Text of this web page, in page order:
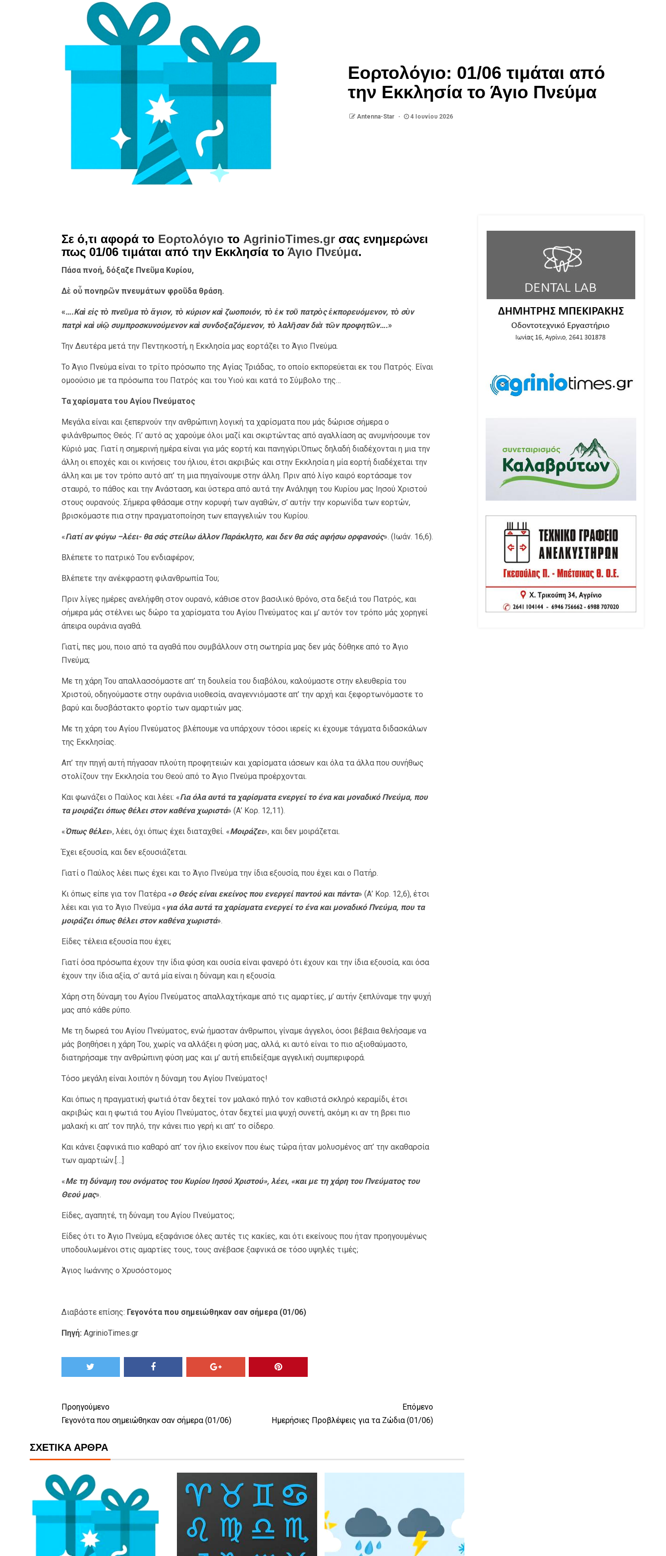
Εορτολόγιο: 01/06 τιμάται από
την Εκκλησία το Άγιο Πνεύμα
Antenna-Star 4 Ιουνίου 2026
Σε ό,τι αφορά το Εορτολόγιο το AgrinioTimes.grσας ενημερώνει
πως 01/06 τιμάται από την Εκκλησία το Άγιο Πνεύμα.
Πάσα πνοή, δόξαζε Πνεῦμα Κυρίου,
Δὲ οὗ πονηρῶν πνευμάτων φροῦδα θράση.
«….Καὶ εἰς τὸ πνεῦμα τὸ ἅγιον, τὸ κύριον καὶ ζωοποιόν, τὸ ἐκ τοῦ πατρὸς ἐκπορευόμενον, τὸ σὺν
πατρὶ καὶ υἱῷ συμπροσκυνούμενον καὶ συνδοξαζόμενον, τὸ λαλῆσαν διὰ τῶν προφητῶν….»
Την Δευτέρα μετά την Πεντηκοστή, η Εκκλησία μας εορτάζει το Άγιο Πνεύμα.
Το Άγιο Πνεύμα είναι το τρίτο πρόσωπο της Αγίας Τριάδας, το οποίο εκπορεύεται εκ του Πατρός. Είναι
ομοούσιο με τα πρόσωπα του Πατρός και του Υιού και κατά το Σύμβολο της…
Τα χαρίσματα του Αγίου Πνεύματος
Μεγάλα είναι και ξεπερνούν την ανθρώπινη λογική τα χαρίσματα που μάς δώρισε σήμερα ο
φιλάνθρωπος Θεός. Γι’ αυτό ας χαρούμε όλοι μαζί και σκιρτώντας από αγαλλίαση ας ανυμνήσουμε τον
Κύριό μας. Γιατί η σημερινή ημέρα είναι για μάς εορτή και πανηγύρι.Όπως δηλαδή διαδέχονται η μια την
άλλη οι εποχές και οι κινήσεις του ήλιου, έτσι ακριβώς και στην Εκκλησία η μία εορτή διαδέχεται την
άλλη και με τον τρόπο αυτό απ’ τη μια πηγαίνουμε στην άλλη. Πριν από λίγο καιρό εορτάσαμε τον
σταυρό, το πάθος και την Ανάσταση, και ύστερα από αυτά την Ανάληψη του Κυρίου μας Ιησού Χριστού
στους ουρανούς. Σήμερα φθάσαμε στην κορυφή των αγαθών, σ’ αυτήν την κορωνίδα των εορτών,
βρισκόμαστε πια στην πραγματοποίηση των επαγγελιών του Κυρίου.
«Γιατί αν φύγω –λέει- θα σάς στείλω άλλον Παράκλητο, και δεν θα σάς αφήσω ορφανούς». (Ιωάν. 16,6).
Βλέπετε το πατρικό Του ενδιαφέρον;
Βλέπετε την ανέκφραστη φιλανθρωπία Του;
Πριν λίγες ημέρες ανελήφθη στον ουρανό, κάθισε στον βασιλικό θρόνο, στα δεξιά του Πατρός, και
σήμερα μάς στέλνει ως δώρο τα χαρίσματα του Αγίου Πνεύματος και μ’ αυτόν τον τρόπο μάς χορηγεί
άπειρα ουράνια αγαθά.
Γιατί, πες μου, ποιο από τα αγαθά που συμβάλλουν στη σωτηρία μας δεν μάς δόθηκε από το Άγιο
Πνεύμα;
Με τη χάρη Του απαλλασσόμαστε απ’ τη δουλεία του διαβόλου, καλούμαστε στην ελευθερία του
Χριστού, οδηγούμαστε στην ουράνια υιοθεσία, αναγεννιόμαστε απ’ την αρχή και ξεφορτωνόμαστε το
βαρύ και δυσβάστακτο φορτίο των αμαρτιών μας.
Με τη χάρη του Αγίου Πνεύματος βλέπουμε να υπάρχουν τόσοι ιερείς κι έχουμε τάγματα διδασκάλων
της Εκκλησίας.
Απ’ την πηγή αυτή πήγασαν πλούτη προφητειών και χαρίσματα ιάσεων και όλα τα άλλα που συνήθως
στολίζουν την Εκκλησία του Θεού από το Άγιο Πνεύμα προέρχονται.
Και φωνάζει ο Παύλος και λέει: «Για όλα αυτά τα χαρίσματα ενεργεί το ένα και μοναδικό Πνεύμα, που
τα μοιράζει όπως θέλει στον καθένα χωριστά» (Α’ Κορ. 12,11).
«Όπως θέλει», λέει, όχι όπως έχει διαταχθεί. «Μοιράζει», και δεν μοιράζεται.
Έχει εξουσία, και δεν εξουσιάζεται.
Γιατί ο Παύλος λέει πως έχει και το Άγιο Πνεύμα την ίδια εξουσία, που έχει και ο Πατήρ.
Κι όπως είπε για τον Πατέρα «ο Θεός είναι εκείνος που ενεργεί παντού και πάντα» (Α’ Κορ. 12,6), έτσι
λέει και για το Άγιο Πνεύμα «για όλα αυτά τα χαρίσματα ενεργεί το ένα και μοναδικό Πνεύμα, που τα
μοιράζει όπως θέλει στον καθένα χωριστά».
Είδες τέλεια εξουσία που έχει;
Γιατί όσα πρόσωπα έχουν την ίδια φύση και ουσία είναι φανερό ότι έχουν και την ίδια εξουσία, και όσα
έχουν την ίδια αξία, σ’ αυτά μία είναι η δύναμη και η εξουσία.
Χάρη στη δύναμη του Αγίου Πνεύματος απαλλαχτήκαμε από τις αμαρτίες, μ’ αυτήν ξεπλύναμε την ψυχή
μας από κάθε ρύπο.
Με τη δωρεά του Αγίου Πνεύματος, ενώ ήμασταν άνθρωποι, γίναμε άγγελοι, όσοι βέβαια θελήσαμε να
μάς βοηθήσει η χάρη Του, χωρίς να αλλάξει η φύση μας, αλλά, κι αυτό είναι το πιο αξιοθαύμαστο,
διατηρήσαμε την ανθρώπινη φύση μας και μ’ αυτή επιδείξαμε αγγελική συμπεριφορά.
Τόσο μεγάλη είναι λοιπόν η δύναμη του Αγίου Πνεύματος!
Και όπως η πραγματική φωτιά όταν δεχτεί τον μαλακό πηλό τον καθιστά σκληρό κεραμίδι, έτσι
ακριβώς και η φωτιά του Αγίου Πνεύματος, όταν δεχτεί μια ψυχή συνετή, ακόμη κι αν τη βρει πιο
μαλακή κι απ’ τον πηλό, την κάνει πιο γερή κι απ’ το σίδερο.
Και κάνει ξαφνικά πιο καθαρό απ’ τον ήλιο εκείνον που έως τώρα ήταν μολυσμένος απ’ την ακαθαρσία
των αμαρτιών.[…]
«Με τη δύναμη του ονόματος του Κυρίου Ιησού Χριστού», λέει, «και με τη χάρη του Πνεύματος του
Θεού μας».
Είδες, αγαπητέ, τη δύναμη του Αγίου Πνεύματος;
Είδες ότι το Άγιο Πνεύμα, εξαφάνισε όλες αυτές τις κακίες, και ότι εκείνους που ήταν προηγουμένως
υποδουλωμένοι στις αμαρτίες τους, τους ανέβασε ξαφνικά σε τόσο υψηλές τιμές;
Άγιος Ιωάννης ο Χρυσόστομος
Διαβάστε επίσης: Γεγονότα που σημειώθηκαν σαν σήμερα (01/06)
Πηγή: AgrinioTimes.gr
Προηγούμενο
Γεγονότα που σημειώθηκαν σαν σήμερα (01/06)
Επόμενο
Ημερήσιες Προβλέψεις για τα Ζώδια (01/06)
ΣΧΕΤΙΚΆ ΆΡΘΡΑ